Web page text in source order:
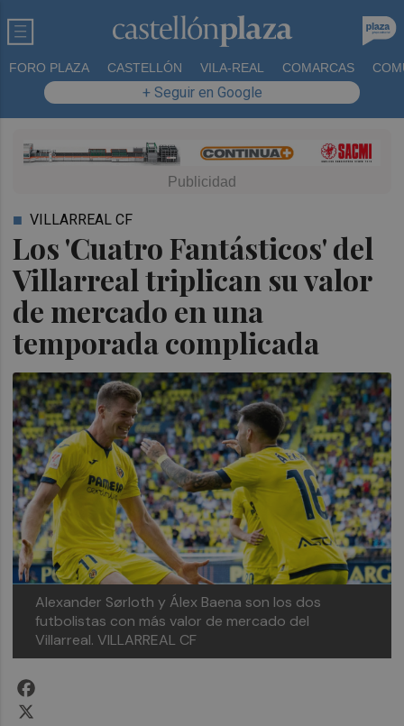
FORO PLAZA CASTELLÓN VILA-REAL COMARCAS
+ Seguir en Google
Los 'Cuatro Fantásticos' del
Villarreal triplican su valor
de mercado en una
temporada complicada
VILLARREAL CF
Alexander Sørloth y Álex Baena son los dos
futbolistas con más valor de mercado del
Villarreal. VILLARREAL CF